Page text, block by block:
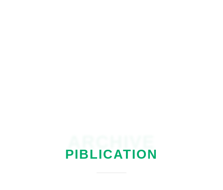
PIBLICATION